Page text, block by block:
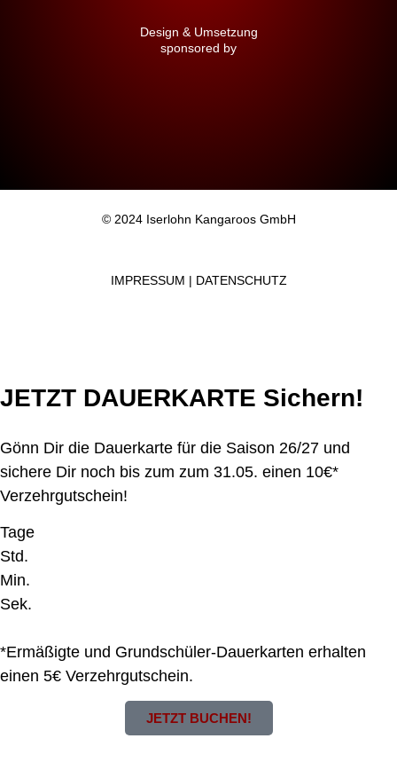
Design & Umsetzung
sponsored by
© 2024 Iserlohn Kangaroos GmbH
IMPRESSUM | DATENSCHUTZ
JETZT DAUERKARTE Sichern!
Gönn Dir die Dauerkarte für die Saison 26/27 und
sichere Dir noch bis zum zum 31.05. einen 10€*
Verzehrgutschein!
Tage
Std.
Min.
Sek.
*Ermäßigte und Grundschüler-Dauerkarten erhalten
einen 5€ Verzehrgutschein.
JETZT BUCHEN!